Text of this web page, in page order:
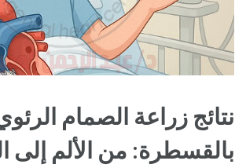
نتائج زراعة الصمام
بالقسطرة: من الألم إلى